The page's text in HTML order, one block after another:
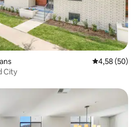
4,58 av 5 i
4,58 (50)
City